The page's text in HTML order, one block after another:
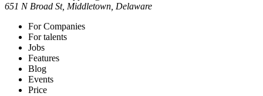
651 N Broad St, Middletown, Delaware
For Companies
For talents
Jobs
Features
Blog
Events
Price